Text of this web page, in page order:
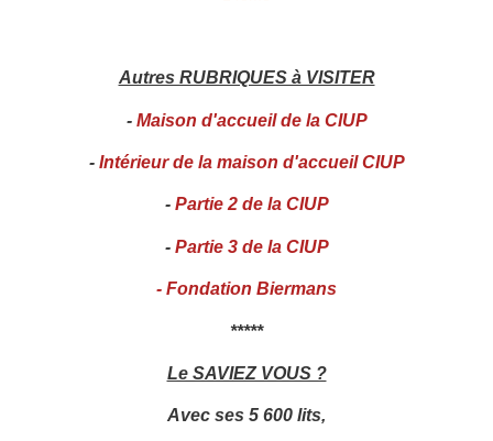
Autres RUBRIQUES à VISITER
- Maison d'accueil de la CIUP
- Intérieur de la maison d'accueil CIUP
- Partie 2 de la CIUP
-Partie 3 de la CIUP
- Fondation Biermans
*****
Le SAVIEZ VOUS ?
Avec ses 5 600 lits,